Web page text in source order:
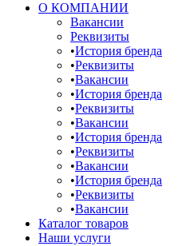
О КОМПАНИИ
Вакансии
Реквизиты
История бренда
Реквизиты
Вакансии
История бренда
Реквизиты
Вакансии
История бренда
Реквизиты
Вакансии
История бренда
Реквизиты
Вакансии
Каталог товаров
Наши услуги